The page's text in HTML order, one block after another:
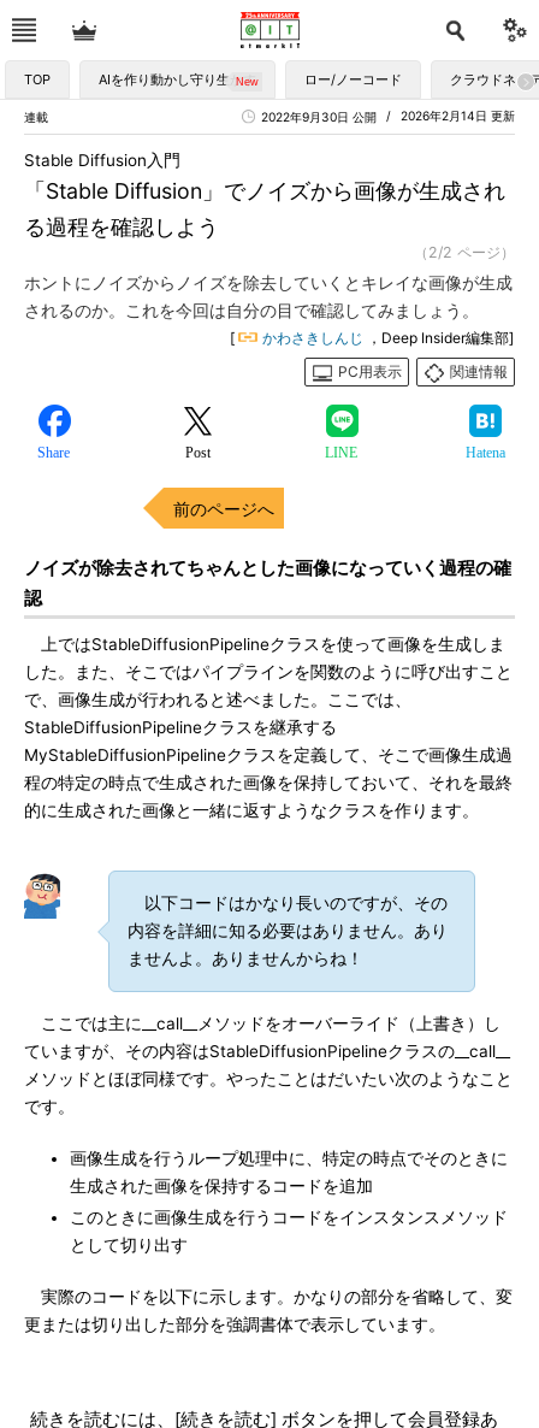
TOP AIを作り動かし守り生かす ロー/ノーコード クラウドネイ
連載 2026年2月14日 更新
2022年9月30日 公開
「Stable Diffusion」でノイズから画像が生成され
る過程を確認しよう
Stable Diffusion入門
（2/2 ページ）
ホントにノイズからノイズを除去していくとキレイな画像が生成
されるのか。これを今回は自分の目で確認してみましょう。
[ かわさきしんじ
，Deep Insider編集部]
PC用表示
関連情報
Share Post LINE Hatena
前のページへ
ノイズが除去されてちゃんとした画像になっていく過程の確
認
上ではStableDiffusionPipelineクラスを使って画像を生成しま
した。また、そこではパイプラインを関数のように呼び出すこと
で、画像生成が行われると述べました。ここでは、
StableDiffusionPipelineクラスを継承する
MyStableDiffusionPipelineクラスを定義して、そこで画像生成過
程の特定の時点で生成された画像を保持しておいて、それを最終
的に生成された画像と一緒に返すようなクラスを作ります。
以下コードはかなり長いのですが、その
内容を詳細に知る必要はありません。あり
ませんよ。ありませんからね！
ここでは主に__call__メソッドをオーバーライド（上書き）し
ていますが、その内容はStableDiffusionPipelineクラスの__call__
メソッドとほぼ同様です。やったことはだいたい次のようなこと
です。
画像生成を行うループ処理中に、特定の時点でそのときに
生成された画像を保持するコードを追加
このときに画像生成を行うコードをインスタンスメソッド
として切り出す
実際のコードを以下に示します。かなりの部分を省略して、変
更または切り出した部分を強調書体で表示しています。
続きを読むには、[続きを読む] ボタンを押して会員登録あ